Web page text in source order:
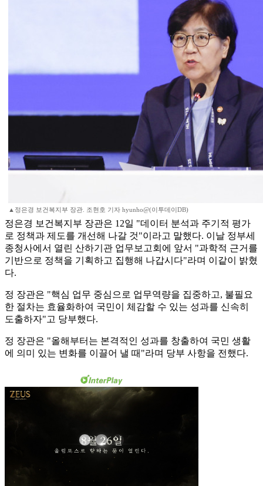
▲정은경 보건복지부 장관. 조현호 기자 hyunho@(이투데이DB)
정은경 보건복지부 장관은 12일 "데이터 분석과 주기적 평가
로 정책과 제도를 개선해 나갈 것"이라고 말했다. 이날 정부세
종청사에서 열린 산하기관 업무보고회에 앞서 "과학적 근거를
기반으로 정책을 기획하고 집행해 나갑시다"라며 이같이 밝혔
다.
정 장관은 "핵심 업무 중심으로 업무역량을 집중하고, 불필요
한 절차는 효율화하여 국민이 체감할 수 있는 성과를 신속히
도출하자"고 당부했다.
정 장관은 "올해부터는 본격적인 성과를 창출하여 국민 생활
에 의미 있는 변화를 이끌어 낼 때"라며 당부 사항을 전했다.